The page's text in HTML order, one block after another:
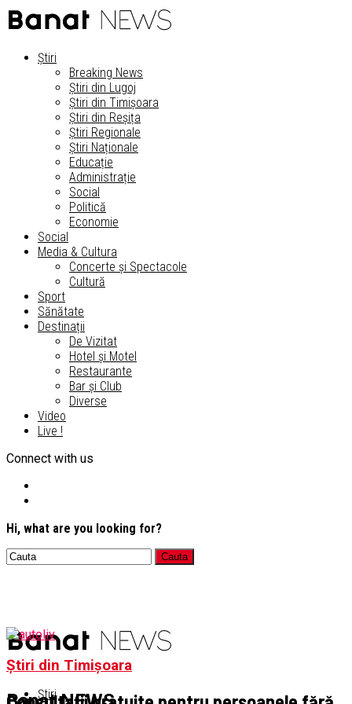
Știri
Breaking News
Știri din Lugoj
Știri din Timișoara
Știri din Reșița
Știri Regionale
Știri Naționale
Educație
Administrație
Social
Politică
Economie
Social
Media & Cultura
Concerte și Spectacole
Cultură
Sport
Sănătate
Destinații
De Vizitat
Hotel și Motel
Restaurante
Bar și Club
Diverse
Video
Live !
Connect with us
Hi, what are you looking for?
Știri
Știri din Timișoara